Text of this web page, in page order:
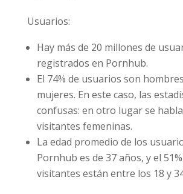
Hay más de 20 millones de
registrados en Pornhub.
El 74% de usuarios son
son mujeres. En este caso, las
son confusas: en otro lugar se
35% de visitantes femeninas.
La edad promedio de los
Pornhub es de 37 años, y el